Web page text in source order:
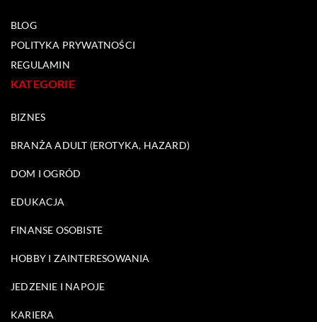
BLOG
POLITYKA PRYWATNOŚCI
REGULAMIN
KATEGORIE
BIZNES
BRANŻA ADULT (EROTYKA, HAZARD)
DOM I OGRÓD
EDUKACJA
FINANSE OSOBISTE
HOBBY I ZAINTERESOWANIA
JEDZENIE I NAPOJE
KARIERA